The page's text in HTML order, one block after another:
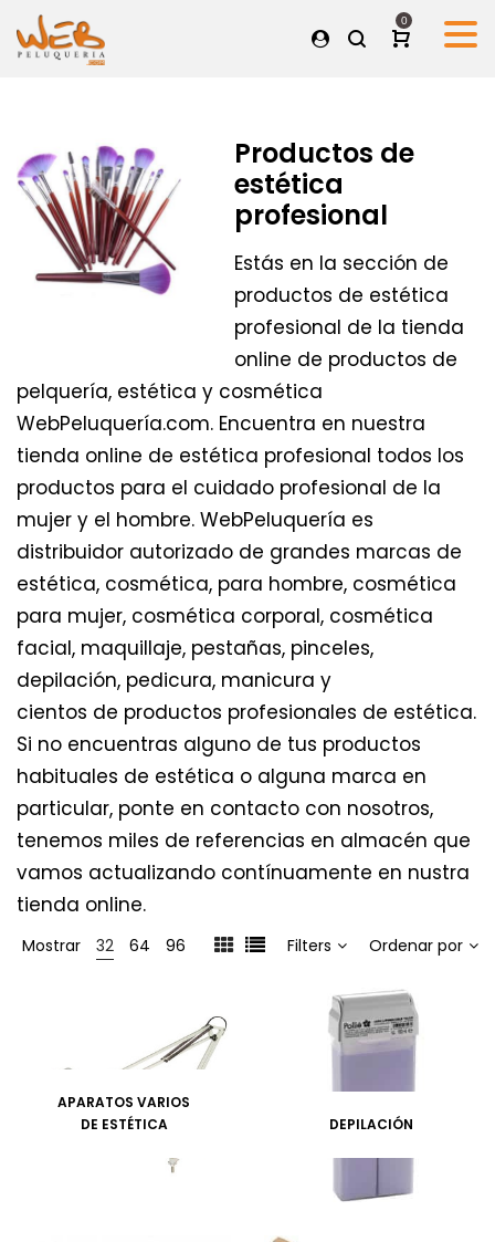
0
Productos de
estética
profesional
Estás en la sección de
productos de estética
profesional de la tienda
online de productos de
pelquería, estética y cosmética
WebPeluquería.com. Encuentra en nuestra
tienda online de estética profesional todos los
productos para el cuidado profesional de la
mujer y el hombre. WebPeluquería es
distribuidor autorizado de grandes marcas de
estética, cosmética, para hombre, cosmética
para mujer, cosmética corporal, cosmética
facial, maquillaje, pestañas, pinceles,
depilación, pedicura, manicura y
cientos de productos profesionales de estética.
Si no encuentras alguno de tus productos
habituales de estética o alguna marca en
particular, ponte en contacto con nosotros,
tenemos miles de referencias en almacén que
vamos actualizando contínuamente en nustra
tienda online.
Mostrar 32 64 96 Filters Ordenar por
APARATOS VARIOS
DE ESTÉTICA
DEPILACIÓN